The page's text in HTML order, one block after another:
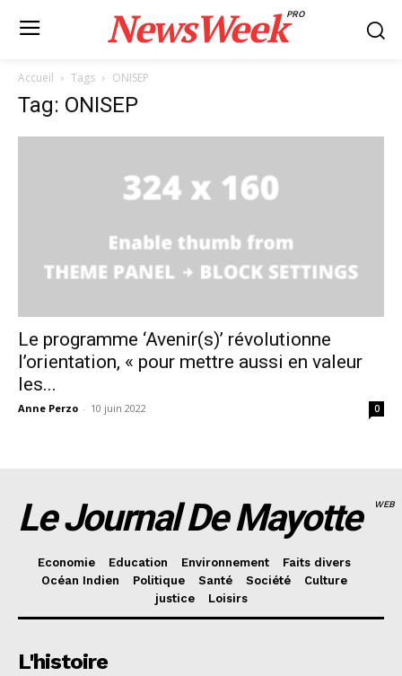
NewsWeekPRO
Accueil Tags ONISEP
Tag: ONISEP
Le programme ‘Avenir(s)’ révolutionne
l’orientation, « pour mettre aussi en valeur
les...
Anne Perzo - 10 juin 2022 0
Le Journal De Mayotte WEB
Economie Education Environnement
Faits divers
Océan Indien
Politique Santé Société
Culture
justice
Loisirs
L'histoire